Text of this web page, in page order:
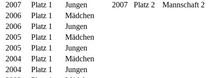
2007
Platz 1
Jungen
2006
Platz 1
Mädchen
2006
Platz 1
Jungen
2005
Platz 1
Mädchen
2005
Platz 1
Jungen
2004
Platz 1
Mädchen
2004
Platz 1
Jungen
2007
Platz 2 Mannschaft 2